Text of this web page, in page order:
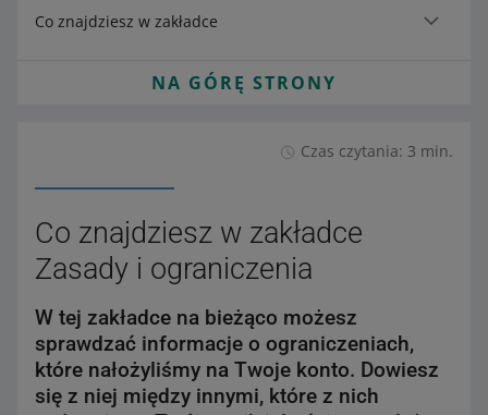
Co znajdziesz w zakładce
NA GÓRĘ STRONY
Czas czytania: 3 min.
Co znajdziesz w zakładce
Zasady i ograniczenia
W tej zakładce na bieżąco możesz
sprawdzać informacje o ograniczeniach,
które nałożyliśmy na Twoje konto. Dowiesz
się z niej między innymi, które z nich